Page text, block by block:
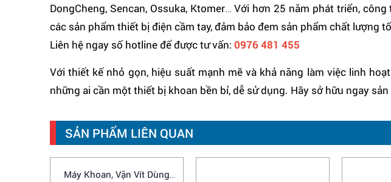
DongCheng, Sencan, Ossuka, Ktomer… Với hơn 25 năm phát triển,
các sản phẩm thiết bị điện cầm tay, đảm bảo đem sản phẩm chất lượng
Liên hệ ngay số hotline để được tư vấn: 0976 481 455
Với thiết kế nhỏ gọn, hiệu suất mạnh mẽ và khả năng làm việc linh
những ai cần một thiết bị khoan bền bỉ, dễ sử dụng. Hãy sở hữu ngay
SẢN PHẨM LIÊN QUAN
Máy Khoan, Vặn Vít Dùng